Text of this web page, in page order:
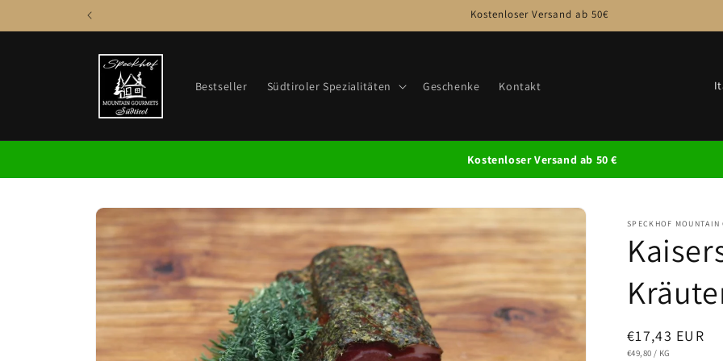
Inhalt
Kostenloser Versand ab 50€
Bestseller Südtiroler Spezialitäten Geschenke Kontakt
/
e
g
i
o
n
Kostenloser Versand ab 50 €
Zu
Produktinformationen
springen
SPECKHOF MOUNTAIN
Normaler
€17,43 EUR
GRUNDPREIS
€49,80 / PRO
KG